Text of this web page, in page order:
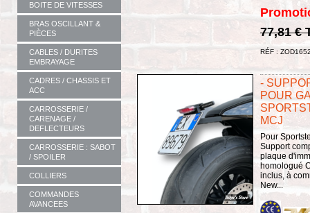
BOITE DE VITESSES
BRAS OSCILLANT &
PIÈCES
CABLES / DURITES
EMBRAYAGE
CADRES / CHASSIS ET
ACC
CARROSSERIE /
CARENAGE /
DEFLECTEURS
CARROSSERIE : SABOT
/ SPOILER
COLLIERS
COMMANDES
AVANCEES
77,81 €
RÉF :
-
POUR
MCJ
Pour
Support
plaque
homologué
inclus, à
New...